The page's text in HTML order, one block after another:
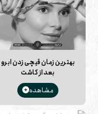
صورت دائمی باقی بماند.
بهترین زمان قیچی زدن ابرو
بعد از کاشت
مشاهده